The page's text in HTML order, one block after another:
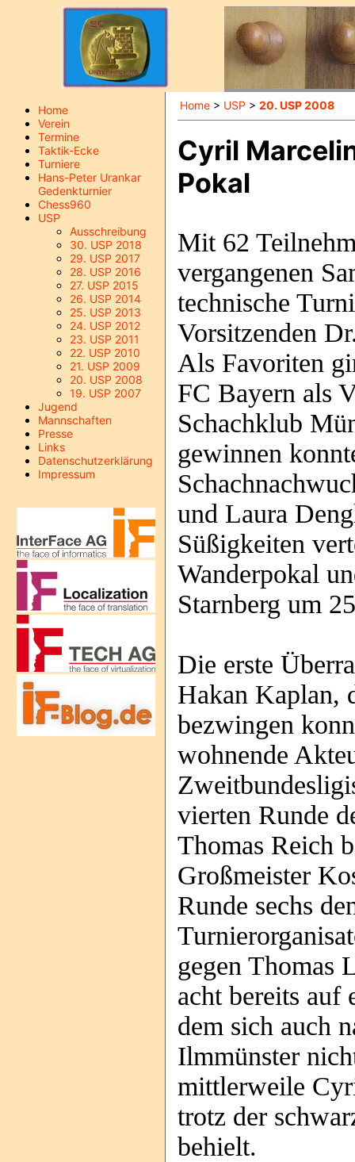
Home
Verein
Termine
Taktik-Ecke
Turniere
Hans-Peter Urankar
Gedenkturnier
Chess960
USP
Ausschreibung
30. USP 2018
29. USP 2017
28. USP 2016
27. USP 2015
26. USP 2014
25. USP 2013
24. USP 2012
23. USP 2011
22. USP 2010
21. USP 2009
20. USP 2008
19. USP 2007
Jugend
Mannschaften
Presse
Links
Datenschutzerklärung
Impressum
Home > USP > 20. USP 2008
Cyril
Pokal
Mit 62
vergangenen
technische
Vorsitzenden
Als Favoriten
FC Bayern als
Schachklub
gewinnen
und Laura
Süßigkeiten
Wanderpokal
Starnberg um
Die erste
Hakan Kaplan,
bezwingen
wohnende
vierten Runde
Thomas Reich
Großmeister
Runde sechs
gegen Thomas
acht bereits auf
dem sich auch
Ilmmünster
mittlerweile
trotz der
behielt.